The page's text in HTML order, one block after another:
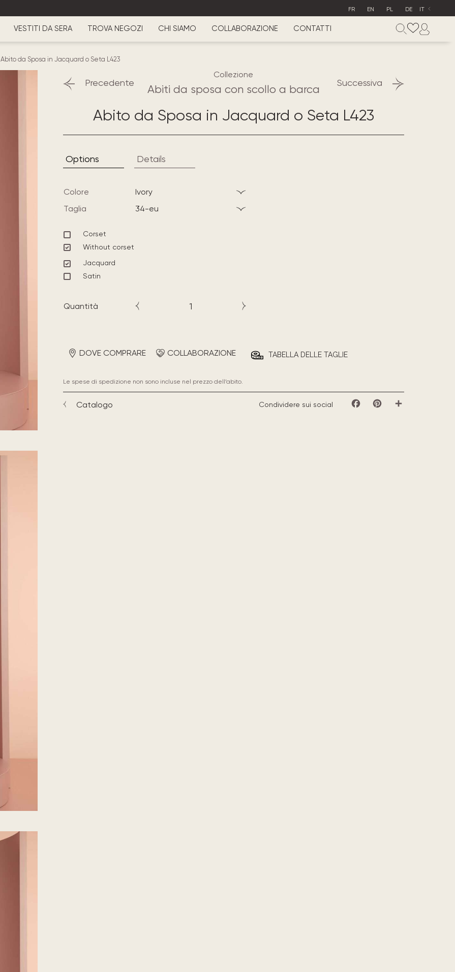
FR EN PL DE IT
VESTITI DA SERA TROVA NEGOZI CHI SIAMO COLLABORAZIONE CONTATTI
Abito da Sposa in Jacquard o Seta L423
Precedente Successiva
Collezione
Abiti da sposa con scollo a barca
Abito da Sposa in Jacquard o Seta L423
Options Details
Colore
ivory
Taglia
34-eu
Corset
Without corset
Jacquard
Satin
Quantità
DOVE COMPRARE COLLABORAZIONE TABELLA DELLE TAGLIE
Le spese di spedizione non sono incluse nel prezzo dell’abito.
Catalogo Condividere sui social